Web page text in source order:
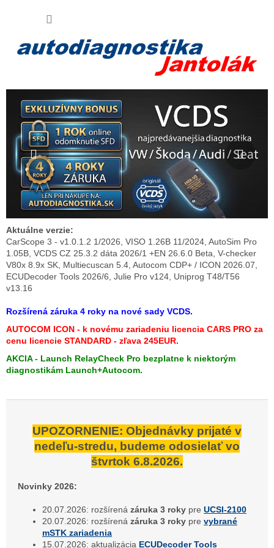
Predchádzajúce
Aktuálne verzie:
CarScope 3 - v1.0.1.2 1/2026, VISO 1.26B 11/2024, AutoSim Pro
1.05B, VCDS CZ 25.3.2 dáta 2026/1 +EN 26.6.0 Beta, V-checker
V80x 8.9x SK, Multiecuscan 5.4, Autocom CDP+ / ICON 2026.07,
ECUDecoder Tools 2026/6, Julie Pro v124, Uniprog T48/T56
v13.16
Rozšírená záruka 4 roky na nové sady VCDS.
AUTOCOM ICON - k novému zariadeniu licencia CARS PRO za
cenu licencie STANDARD - zľava 245EUR.
AKCIA - Launch RelayCheck Pro bezplatne k niektorým
diagnostikám Launch+Autocom.
UPOZORNENIE: Objednávky prijaté v
nedeľu-stredu, budeme odosielať vo
štvrtok 6.8.2026.
Novinky 2026:
20.07.2026: rozšírená záruka 3 roky pre UCSI-2100
20.07.2026: rozšírená záruka 3 roky pre vybrané
mSTK zariadenia
15.07.2026: aktualizácia ECUDecoder Tools
Virtuálny AI asistent